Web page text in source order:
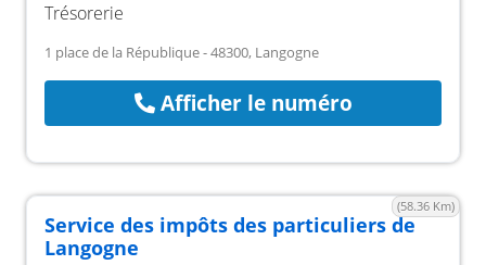
Trésorerie
1 place de la République - 48300, Langogne
Afficher le numéro
(58.36 Km)
Service des impôts des particuliers de
Langogne